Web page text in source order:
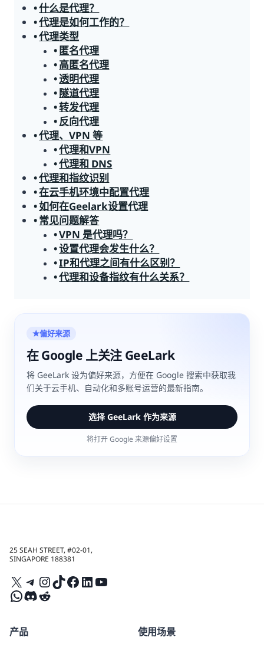
什么是代理？
代理是如何工作的？
代理类型
匿名代理
高匿名代理
透明代理
隧道代理
转发代理
反向代理
代理、VPN 等
代理和VPN
代理和 DNS
代理和指纹识别
在云手机环境中配置代理
如何在Geelark设置代理
常见问题解答
VPN 是代理吗？
设置代理会发生什么？
IP和代理之间有什么区别？
代理和设备指纹有什么关系？
★偏好来源
在 Google 上关注 GeeLark
将 GeeLark 设为偏好来源，方便在 Google 搜索中获取我
们关于云手机、自动化和多账号运营的最新指南。
选择 GeeLark 作为来源
将打开 Google 来源偏好设置
25 SEAH STREET, #02-01,
SINGAPORE 188381
X Telegram
Instagram
TikTok
Facebook
LinkedIn
YouTube
WhatsApp
Discord
Reddit
产品 使用场景